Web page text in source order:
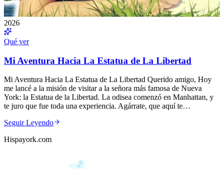
2026
Qué ver
Mi Aventura Hacia La Estatua de La Libertad
Mi Aventura Hacia La Estatua de La Libertad Querido amigo, Hoy
me lancé a la misión de visitar a la señora más famosa de Nueva
York: la Estatua de la Libertad. La odisea comenzó en Manhattan, y
te juro que fue toda una experiencia. Agárrate, que aquí te…
Seguir Leyendo
Hispayork.com